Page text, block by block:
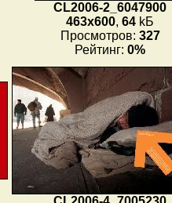
CL2006-2_6047900
463x600, 64 kБ
Просмотров: 327
Рейтинг: 0%